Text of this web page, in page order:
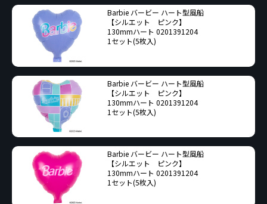
Barbie バービー ハート型風船
【シルエット ピンク】
130mmハート 0201391204
1セット(5枚入)
Barbie バービー ハート型風船
【シルエット ピンク】
130mmハート 0201391204
1セット(5枚入)
Barbie バービー ハート型風船
【シルエット ピンク】
130mmハート 0201391204
1セット(5枚入)